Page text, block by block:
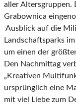
aller Altersgruppen.
Grabownica
Ausblick auf die
Landschaftsparks
um einen der
Den Nachmittag
„Kreativen
ursprünglich eine
mit viel Liebe zum